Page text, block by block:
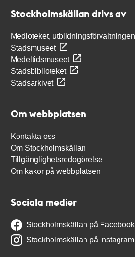
Stockholmskällan drivs av
Medioteket, utbildningsförvaltningen
Stadsmuseet
Medeltidsmuseet
Stadsbiblioteket
Stadsarkivet
Om webbplatsen
Kontakta oss
Om Stockholmskällan
Tillgänglighetsredogörelse
Om kakor på webbplatsen
Sociala medier
Stockholmskällan på Facebook
Stockholmskällan på Instagram